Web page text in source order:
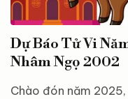
Dự Báo Tử Vi
Nhâm Ngọ 2002
Chào đón năm